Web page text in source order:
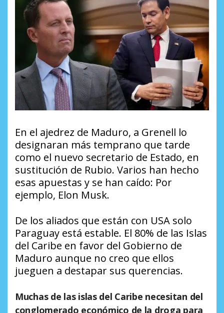
En el ajedrez de Maduro, a Grenell lo
designaran más temprano que tarde
como el nuevo secretario de Estado, en
sustitución de Rubio. Varios han hecho
esas apuestas y se han caído: Por
ejemplo, Elon Musk.
De los aliados que están con USA solo
Paraguay está estable. El 80% de las Islas
del Caribe en favor del Gobierno de
Maduro aunque no creo que ellos
jueguen a destapar sus querencias.
Muchas de las islas del Caribe necesitan del
conglomerado económico de la droga para